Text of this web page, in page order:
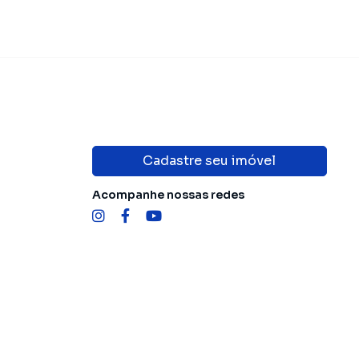
Cadastre seu imóvel
Acompanhe nossas redes